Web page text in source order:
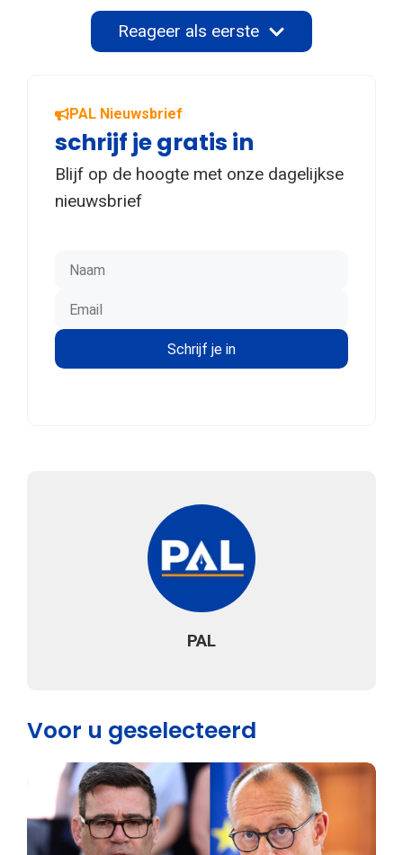
Reageer als eerste
PAL Nieuwsbrief
schrijf je gratis in
Blijf op de hoogte met onze dagelijkse
nieuwsbrief
PAL
Voor u geselecteerd